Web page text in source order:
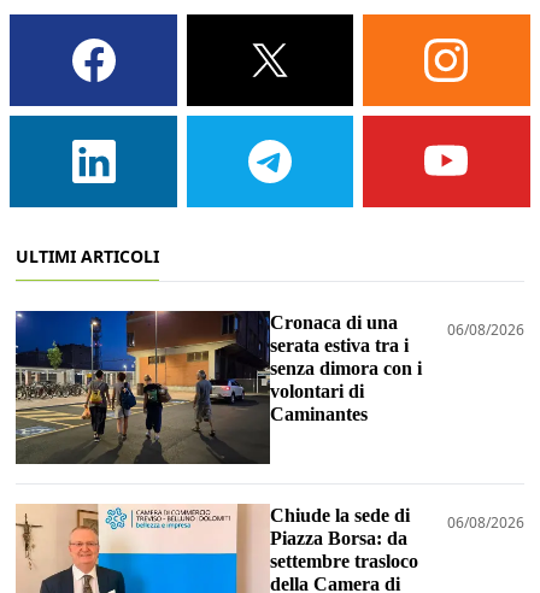
ULTIMI ARTICOLI
Cronaca di una
serata estiva tra i
senza dimora con i
volontari di
Caminantes
06/08/2026
Chiude la sede di
Piazza Borsa: da
settembre trasloco
della Camera di
06/08/2026